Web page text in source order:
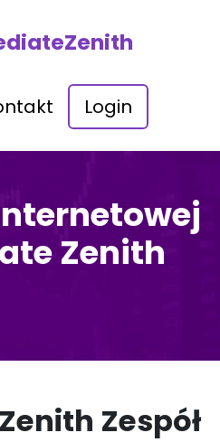
Login
Zenith
Zespół